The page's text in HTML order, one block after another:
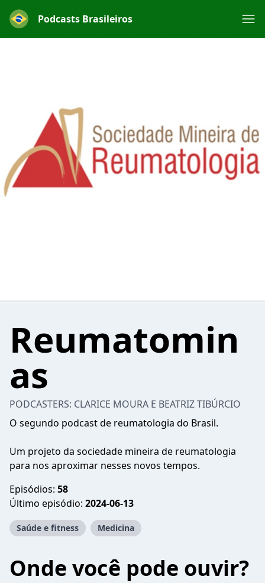
Podcasts Brasileiros
Reumatomin
as
PODCASTERS: CLARICE MOURA E BEATRIZ TIBÚRCIO
O segundo podcast de reumatologia do Brasil.
Um projeto da sociedade mineira de reumatologia
para nos aproximar nesses novos tempos.
Episódios: 58
Último episódio: 2024-06-13
Saúde e fitness Medicina
Onde você pode ouvir?